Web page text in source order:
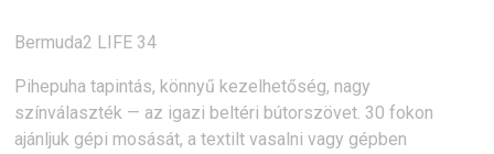
Bermuda2 LIFE 34
Pihepuha tapintás, könnyű kezelhetőség, nagy
színválaszték — az igazi beltéri bútorszövet. 30 fokon
ajánljuk gépi mosását, a textilt vasalni vagy gépben